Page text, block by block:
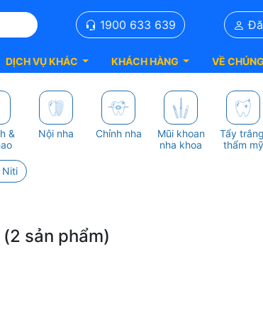
1900 633 639
DỊCH VỤ KHÁC KHÁCH HÀNG VỀ
&
Nội nha Chỉnh nha
Mũi khoan
nha khoa
Tẩy
thẩm mỹ
Niti
sản phẩm)